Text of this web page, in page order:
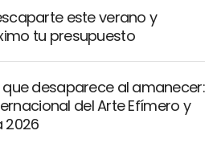
este verano y
tu presupuesto
desaparece al amanecer:
del Arte Efímero y
2026